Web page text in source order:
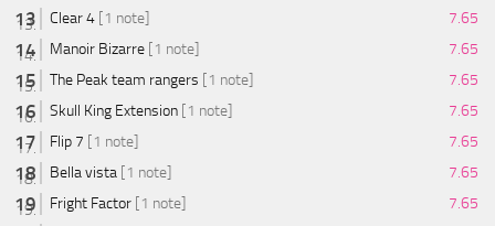
Clear 4 [1 note]
7.65
Manoir Bizarre [1 note]
7.65
The Peak team rangers [1 note]
7.65
Skull King Extension [1 note]
7.65
Flip 7 [1 note]
7.65
Bella vista [1 note]
7.65
Fright Factor [1 note]
7.65